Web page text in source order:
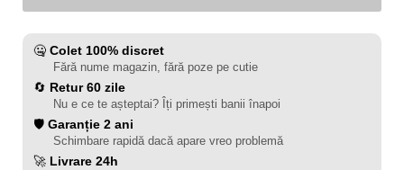
🤐 Colet 100% discret
Fără nume magazin, fără poze pe cutie
🔄 Retur 60 zile
Nu e ce te așteptai? Îți primești banii înapoi
🛡️ Garanție 2 ani
Schimbare rapidă dacă apare vreo problemă
🚀 Livrare 24h